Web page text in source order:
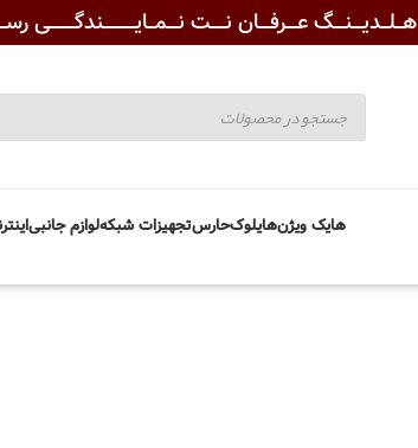
هــلــدیـــنـــگ عـــرفـــان نــــت
هایک ویژنهایلوکحارستجهیزات شبکهلوازم جانبی